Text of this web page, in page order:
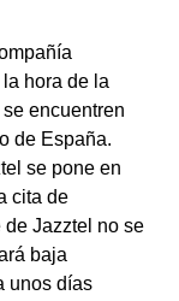
hora de la
encuentren
de España.
se pone en
cita de
de Jazztel no se
baja
unos días